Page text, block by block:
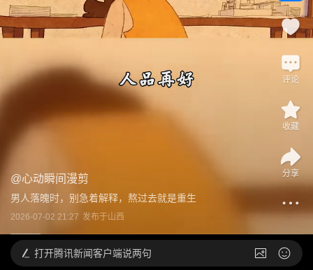
@心动瞬间漫剪
男人落魄时，别急着解释，熬过去就是重生
2026-07-02 21:27 发布于山西
评论
收藏
分享
打开腾讯新闻客户端说两句